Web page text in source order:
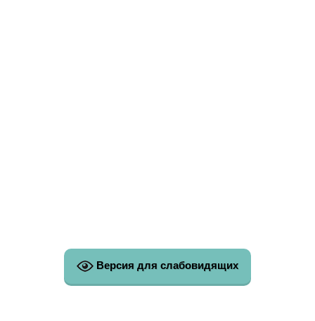
Версия для слабовидящих